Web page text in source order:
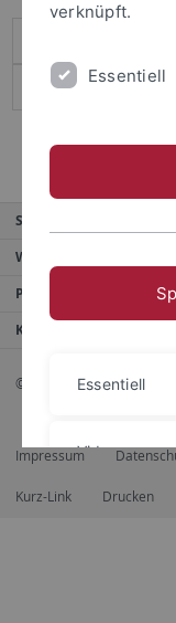
Service
Weitere Angebote
Portale
Kontaktinfo
© 2026 Eberhard Karls
Impressum
Kurz-Link Drucken
verknüpft.
Essentiell
Essentiell
Videos